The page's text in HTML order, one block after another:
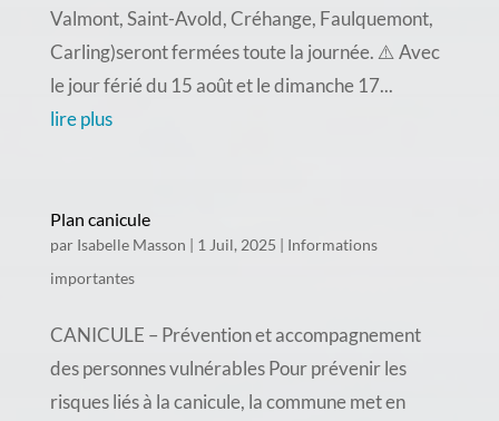
Valmont, Saint-Avold, Créhange, Faulquemont,
Carling)seront fermées toute la journée. ⚠️ Avec
le jour férié du 15 août et le dimanche 17...
lire plus
Plan canicule
par Isabelle Masson | 1 Juil, 2025 | Informations
importantes
CANICULE – Prévention et accompagnement
des personnes vulnérables Pour prévenir les
risques liés à la canicule, la commune met en